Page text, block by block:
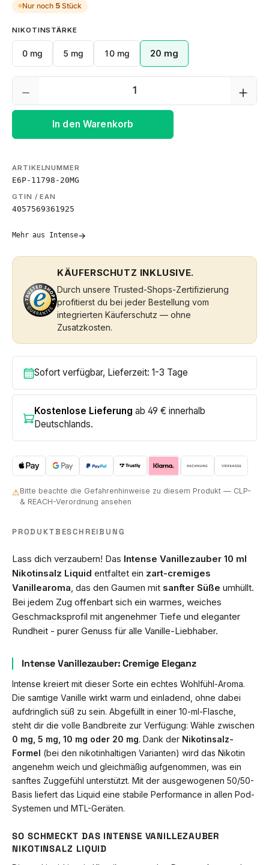
Nur noch 5 Stück
NIKOTINSTÄRKE
0 mg 5 mg 10 mg 20 mg
Produkt Anzahl: Gib den
In den Warenkorb
ARTIKELNUMMER
E6P-11798-20MG
GTIN / EAN
4057569361925
Mehr aus Intense→
KÄUFERSCHUTZ INKLUSIVE.
Durch unsere Trusted-Shops-Zertifizierung
profitierst du bei jeder Bestellung vom
integrierten Käuferschutz — ohne
Zusatzkosten.
Sofort verfügbar, Lieferzeit: 1-3 Tage
Kostenlose Lieferung ab 49 € innerhalb
Deutschlands.
⚠Bitte beachte die Gefahrenhinweise zu diesem Produkt — CLP-
& REACH-Verordnung ansehen
PRODUKTBESCHREIBUNG
Lass dich verzaubern! Das Intense Vanillezauber 10 ml
Nikotinsalz Liquid entfaltet ein zart-cremiges
Vanillearoma , das den Gaumen mit sanfter Süße umhüllt.
Bei jedem Zug offenbart sich ein warmes, weiches
Geschmacksprofil mit angenehmer Tiefe und eleganter
Rundheit - purer Genuss für alle Vanille-Liebhaber.
Intense Vanillezauber: Cremige Eleganz
Intense kreiert mit dieser Sorte ein echtes Wohlfühl-Aroma.
Die samtige Vanille wirkt warm und einladend, ohne dabei
aufdringlich süß zu sein. Abgefüllt in einer 10-ml-Flasche,
steht dir die volle Bandbreite zur Verfügung: Wähle zwischen
0 mg, 5 mg, 10 mg oder 20 mg. Dank der Nikotinsalz-
Formel (bei den nikotinhaltigen Varianten) wird das Nikotin
angenehm weich und gleichmäßig aufgenommen, was ein
sanftes Zuggefühl unterstützt. Mit der ausgewogenen 50/50-
Basis liefert das Liquid eine stabile Performance in allen Pod-
Systemen und MTL-Geräten.
SO SCHMECKT DAS INTENSE VANILLEZAUBER
NIKOTINSALZ LIQUID